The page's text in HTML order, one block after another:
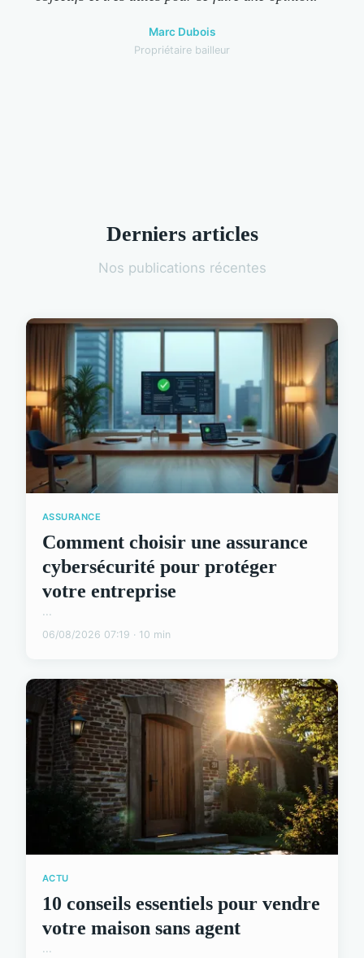
Marc Dubois
Propriétaire bailleur
Derniers articles
Nos publications récentes
ASSURANCE
Comment choisir une assurance
cybersécurité pour protéger
votre entreprise
...
06/08/2026 07:19 · 10 min
ACTU
10 conseils essentiels pour vendre
votre maison sans agent
...